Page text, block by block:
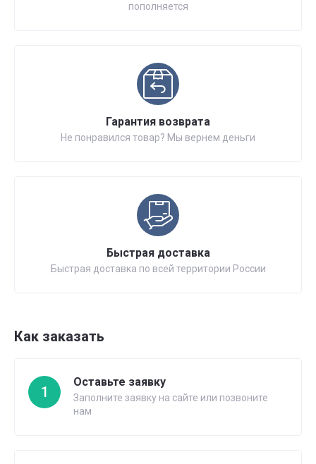
пополняется
Гарантия возврата
Не понравился товар? Мы вернем деньги
Быстрая доставка
Быстрая доставка по всей территории России
Как заказать
1
Оставьте заявку
Заполните заявку на сайте или позвоните
нам